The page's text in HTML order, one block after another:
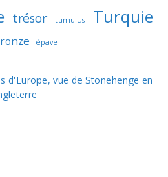
trésor tumulus Turquie
épave